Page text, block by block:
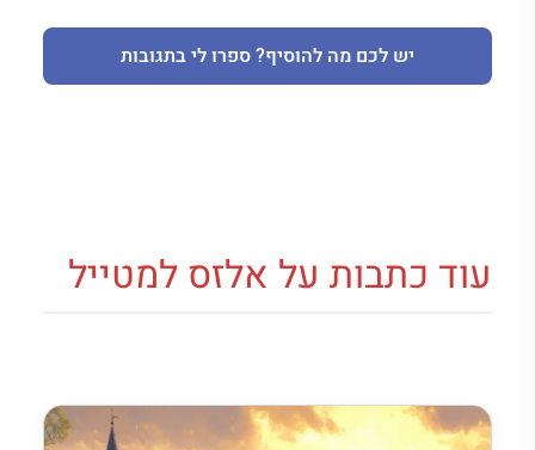
יש לכם מה להוסיף? ספרו לי בתגובות
עוד כתבות על אלזס למטייל